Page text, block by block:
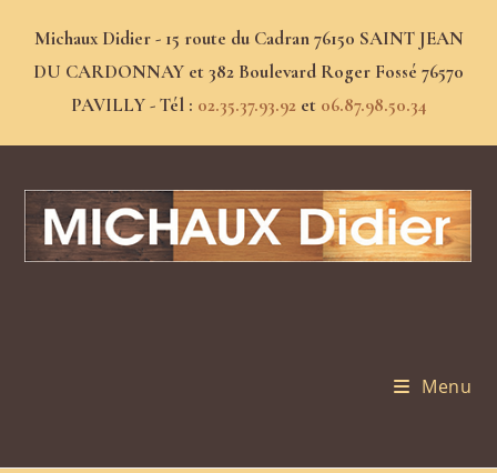
Michaux Didier - 15 route du Cadran 76150 SAINT JEAN
DU CARDONNAY et 382 Boulevard Roger Fossé 76570
PAVILLY - Tél : 02.35.37.93.92et 06.87.98.50.34
Menu